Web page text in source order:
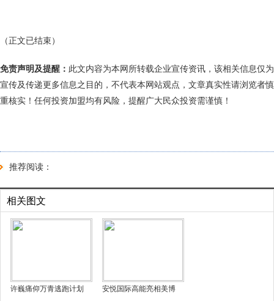
（正文已结束）
免责声明及提醒： 此文内容为本网所转载企业宣传资讯，该相关信息仅为
宣传及传递更多信息之目的，不代表本网站观点，文章真实性请浏览者慎
重核实！任何投资加盟均有风险，提醒广大民众投资需谨慎！
推荐阅读：
相关图文
许巍痛仰万青逃跑计划 安悦国际高能亮相美博